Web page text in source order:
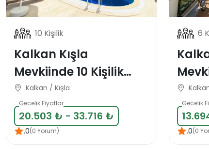
10 Kişilik
Kalkan Kışla
Mevkiinde 10 Kişilik
Deniz Manzaralı Tatil
Villası
Kalkan / Kışla
Gecelik Fiyatlar
20.503 ₺ - 33.716 ₺
.0(0 Yorum)
6
Tatil
Gecelik
.0(0